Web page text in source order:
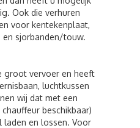
Ook die verhuren
voor kentekenplaat,
en sjorbanden/touw.
groot vervoer en heeft
luchtkussen
wij dat met een
beschikbaar)
en lossen. Voor